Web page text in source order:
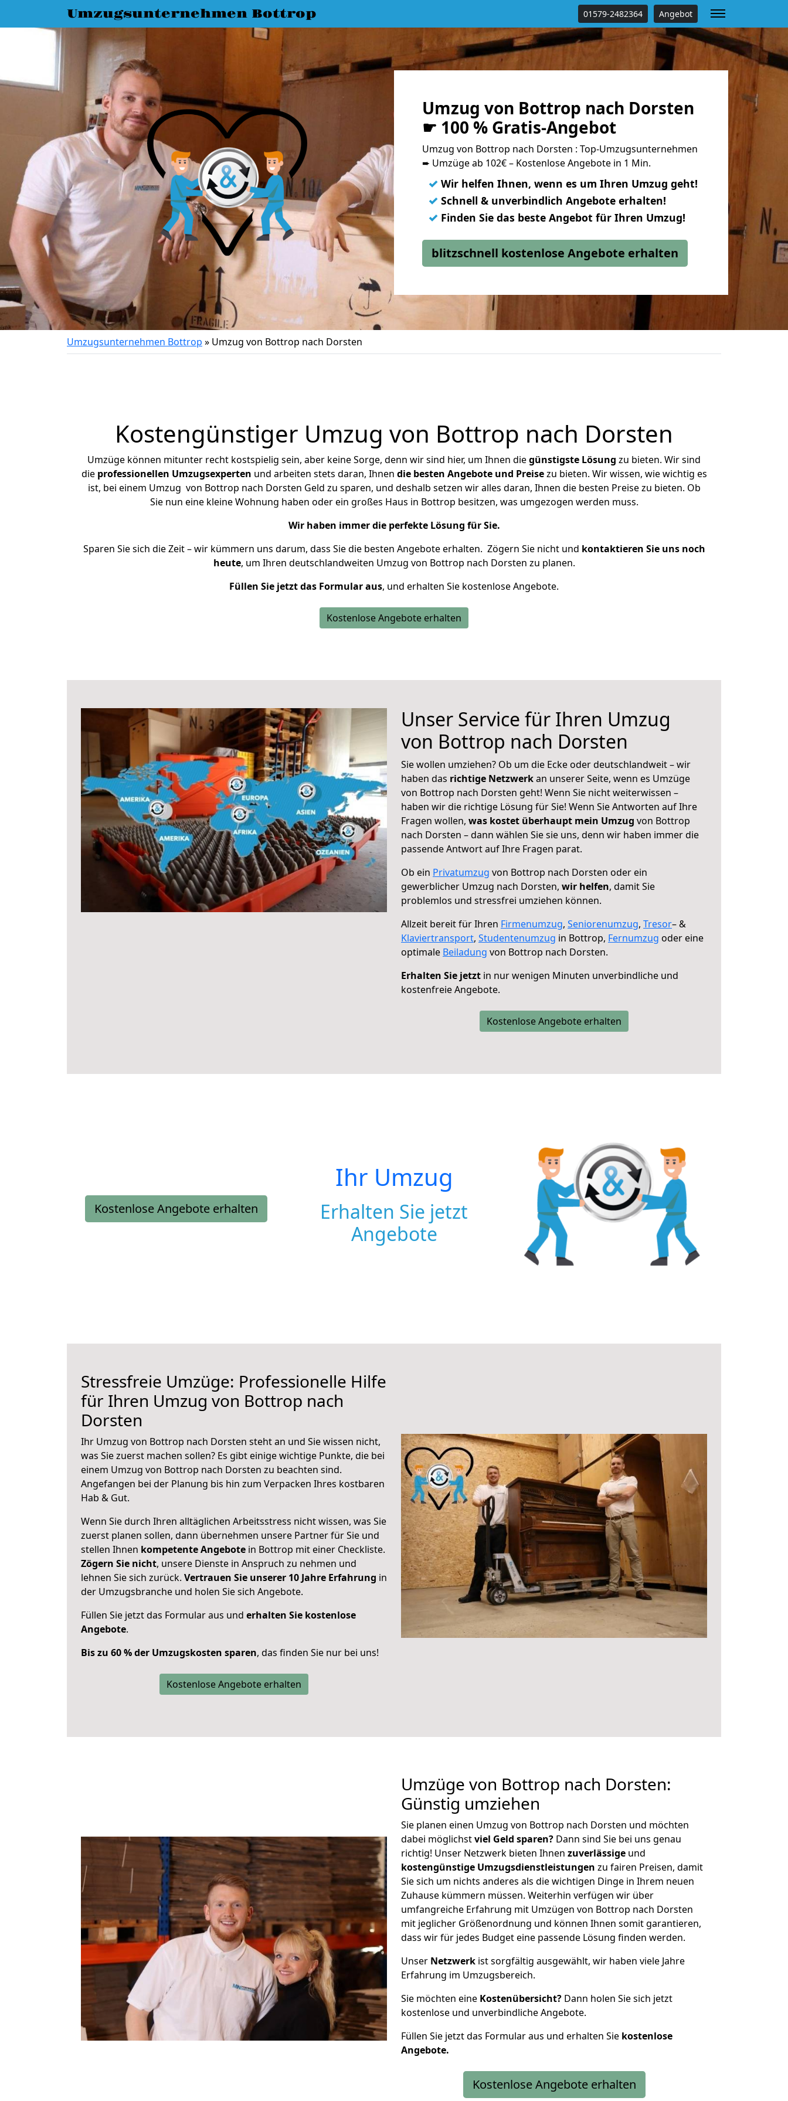
Umzugsunternehmen Bottrop 01579-2482364 Angebot
Umzug von Bottrop nach Dorsten
☛ 100 % Gratis-Angebot
Umzug von Bottrop nach Dorsten : Top-Umzugsunternehmen
➨ Umzüge ab 102€ – Kostenlose Angebote in 1 Min.
✓ Wir helfen Ihnen, wenn es um Ihren Umzug geht!
✓ Schnell & unverbindlich Angebote erhalten!
✓ Finden Sie das beste Angebot für Ihren Umzug!
blitzschnell kostenlose Angebote erhalten
Umzugsunternehmen Bottrop » Umzug von Bottrop nach Dorsten
Kostengünstiger Umzug von Bottrop nach Dorsten
Umzüge können mitunter recht kostspielig sein, aber keine Sorge, denn wir sind hier, um Ihnen diegünstigste Lösung zu bieten. Wir sind
die professionellen Umzugsexperten und arbeiten stets daran, Ihnen die besten Angebote und Preisezu bieten. Wir wissen, wie wichtig es
ist, bei einem Umzug von Bottrop nach Dorsten Geld zu sparen, und deshalb setzen wir alles daran, Ihnen die besten Preise zu bieten. Ob
Sie nun eine kleine Wohnung haben oder ein großes Haus in Bottrop besitzen, was umgezogen werden muss.
Wir haben immer die perfekte Lösung für Sie.
Sparen Sie sich die Zeit – wir kümmern uns darum, dass Sie die besten Angebote erhalten. Zögern Sie nicht und kontaktieren Sie uns noch
heute, um Ihren deutschlandweiten Umzug von Bottrop nach Dorsten zu planen.
Füllen Sie jetzt das Formular aus, und erhalten Sie kostenlose Angebote.
Kostenlose Angebote erhalten
Unser Service für Ihren Umzug
von Bottrop nach Dorsten
Sie wollen umziehen? Ob um die Ecke oder deutschlandweit – wir
haben das richtige Netzwerkan unserer Seite, wenn es Umzüge
von Bottrop nach Dorsten geht! Wenn Sie nicht weiterwissen –
haben wir die richtige Lösung für Sie! Wenn Sie Antworten auf Ihre
Fragen wollen, was kostet überhaupt mein Umzug von Bottrop
nach Dorsten – dann wählen Sie sie uns, denn wir haben immer die
passende Antwort auf Ihre Fragen parat.
Ob ein Privatumzug von Bottrop nach Dorsten oder ein
gewerblicher Umzug nach Dorsten, wir helfen, damit Sie
problemlos und stressfrei umziehen können.
Allzeit bereit für Ihren Firmenumzug, Seniorenumzug, Tresor– &
Klaviertransport, Studentenumzug in Bottrop, Fernumzug oder eine
optimale Beiladung von Bottrop nach Dorsten.
Erhalten Sie jetzt in nur wenigen Minuten unverbindliche und
kostenfreie Angebote.
Kostenlose Angebote erhalten
Kostenlose Angebote erhalten
Ihr Umzug
Erhalten Sie jetzt
Angebote
Stressfreie Umzüge: Professionelle Hilfe
für Ihren Umzug von Bottrop nach
Dorsten
Ihr Umzug von Bottrop nach Dorsten steht an und Sie wissen nicht,
was Sie zuerst machen sollen? Es gibt einige wichtige Punkte, die bei
einem Umzug von Bottrop nach Dorsten zu beachten sind.
Angefangen bei der Planung bis hin zum Verpacken Ihres kostbaren
Hab & Gut.
Wenn Sie durch Ihren alltäglichen Arbeitsstress nicht wissen, was Sie
zuerst planen sollen, dann übernehmen unsere Partner für Sie und
stellen Ihnen kompetente Angebote in Bottrop mit einer Checkliste.
Zögern Sie nicht, unsere Dienste in Anspruch zu nehmen und
lehnen Sie sich zurück. Vertrauen Sie unserer 10 Jahre Erfahrung in
der Umzugsbranche und holen Sie sich Angebote.
Füllen Sie jetzt das Formular aus und erhalten Sie kostenlose
Angebote.
Bis zu 60 % der Umzugskosten sparen, das finden Sie nur bei uns!
Kostenlose Angebote erhalten
Umzüge von Bottrop nach Dorsten:
Günstig umziehen
Sie planen einen Umzug von Bottrop nach Dorsten und möchten
dabei möglichstviel Geld sparen? Dann sind Sie bei uns genau
richtig! Unser Netzwerk bieten Ihnen zuverlässige und
kostengünstige Umzugsdienstleistungen zu fairen Preisen, damit
Sie sich um nichts anderes als die wichtigen Dinge in Ihrem neuen
Zuhause kümmern müssen. Weiterhin verfügen wir über
umfangreiche Erfahrung mit Umzügen von Bottrop nach Dorsten
mit jeglicher Größenordnung und können Ihnen somit garantieren,
dass wir für jedes Budget eine passende Lösung finden werden.
Unser Netzwerk ist sorgfältig ausgewählt, wir haben viele Jahre
Erfahrung im Umzugsbereich.
Sie möchten eine Kostenübersicht? Dann holen Sie sich jetzt
kostenlose und unverbindliche Angebote.
Füllen Sie jetzt das Formular aus und erhalten Sie kostenlose
Angebote.
Kostenlose Angebote erhalten